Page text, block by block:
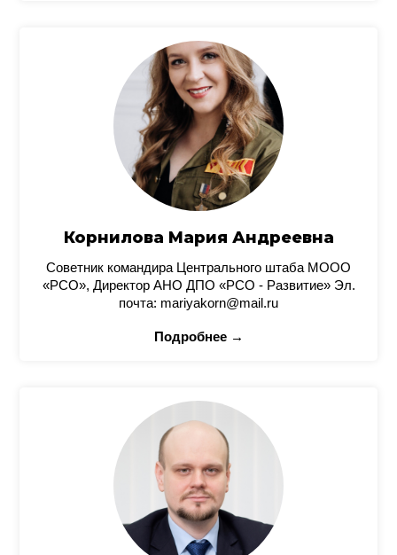
Корнилова Мария Андреевна
Советник командира Центрального штаба МООО
«РСО», Директор АНО ДПО «РСО - Развитие» Эл.
почта: mariyakorn@mail.ru
Подробнее →